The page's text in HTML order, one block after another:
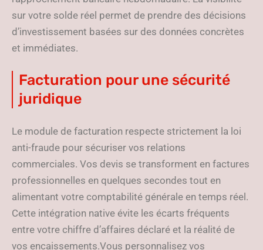
sur votre solde réel permet de prendre des décisions
d’investissement basées sur des données concrètes
et immédiates.
Facturation pour une sécurité
juridique
Le module de facturation respecte strictement la loi
anti-fraude pour sécuriser vos relations
commerciales. Vos devis se transforment en factures
professionnelles en quelques secondes tout en
alimentant votre comptabilité générale en temps réel.
Cette intégration native évite les écarts fréquents
entre votre chiffre d’affaires déclaré et la réalité de
vos encaissements.Vous personnalisez vos